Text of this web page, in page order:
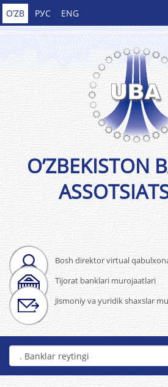
O’ZB РУС ENG
Bosh direktor virtual
Tijorat banklari murojaatlari
Jismoniy va yuridik shaxslar
O’ZBEKISTON